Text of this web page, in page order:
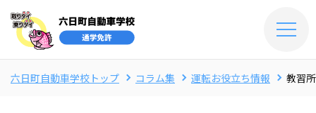
六日町自動車学校トップ コラム集 運転お役立ち情報 教習